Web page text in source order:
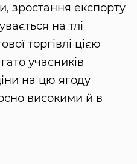
зростання експорту
на тлі
торгівлі цією
учасників
на цю ягоду
високими й в